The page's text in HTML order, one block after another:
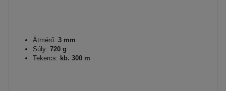
Átmérő: 3 mm
Súly: 720 g
Tekercs: kb. 300 m